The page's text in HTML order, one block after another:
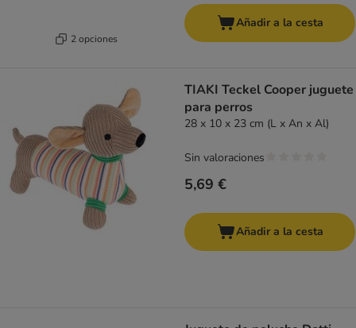
2 opciones
Añadir a la cesta
TIAKI Teckel Cooper juguete
para perros
28 x 10 x 23 cm (L x An x Al)
5,69 €
Sin valoraciones
Añadir a la cesta